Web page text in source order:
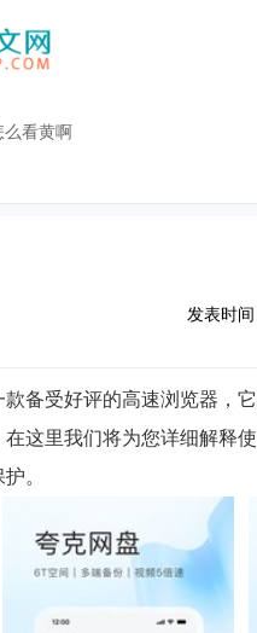
看黄啊
发表时间
备受好评的高速浏览器，
在这里我们将为您详细解释
。